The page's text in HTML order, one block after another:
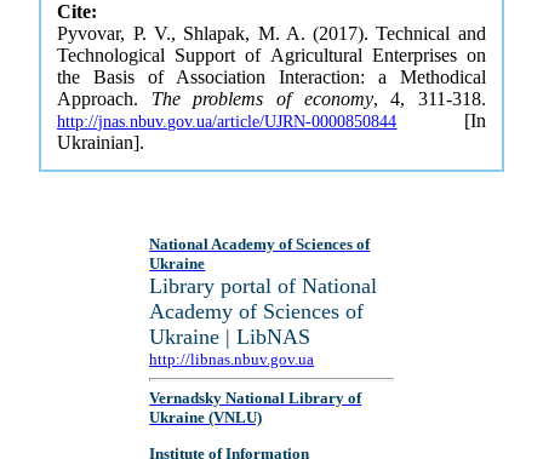
Cite:
Pyvovar, P. V., Shlapak, M. A. (2017). Technical and
Technological Support of Agricultural Enterprises on
the Basis of Association Interaction: a Methodical
Approach. The problems of economy, 4, 311-318.
http://jnas.nbuv.gov.ua/article/UJRN-0000850844 [In
Ukrainian].
National Academy of Sciences of
Ukraine
Library portal of National
Academy of Sciences of
Ukraine | LibNAS
http://libnas.nbuv.gov.ua
Vernadsky National Library of
Ukraine (VNLU)
Institute of Information